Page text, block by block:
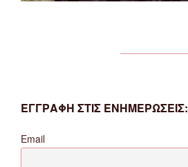
ΕΓΓΡΑΦΗ ΣΤΙΣ ΕΝΗΜΕΡΩΣΕΙΣ:
Email